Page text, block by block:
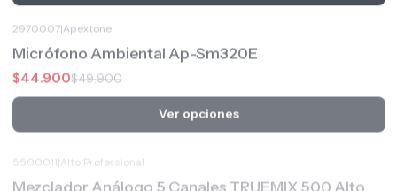
5500011|Alto Professional
Mezclador Análogo 5 Canales TRUEMIX 500 Alto
$89.900